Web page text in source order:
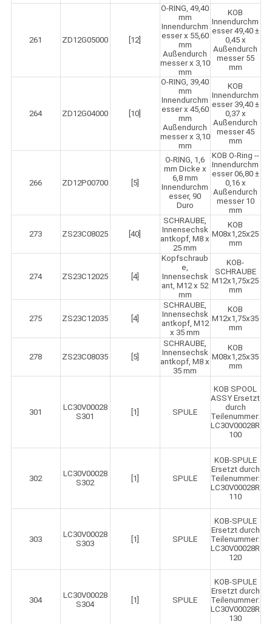
261 ZD12G05000 [12]
O-RING, 49,40
mm
Innendurchm
esser x 55,60
mm
Außendurch
messer x 3,10
mm
KOB
Innendurchm
esser 49,40 ±
0,45 x
Außendurch
messer 55
mm
264 ZD12G04000 [10]
O-RING, 39,40
mm
Innendurchm
esser x 45,60
mm
Außendurch
messer x 3,10
mm
KOB
Innendurchm
esser 39,40 ±
0,37 x
Außendurch
messer 45
mm
266 ZD12P00700 [5]
O-RING, 1,6
mm Dicke x
6,8 mm
Innendurchm
esser, 90
Duro
KOB O-Ring --
Innendurchm
esser 06,80 ±
0,16 x
Außendurch
messer 10
mm
273 ZS23C08025 [40]
SCHRAUBE,
Innensechsk
antkopf, M8 x
25 mm
KOB
M08x1,25x25
mm
274 ZS23C12025 [4]
Kopfschraub
e,
Innensechsk
ant, M12 x 52
mm
KOB-
SCHRAUBE
M12x1,75x25
mm
275 ZS23C12035 [4]
SCHRAUBE,
Innensechsk
antkopf, M12
x 35 mm
KOB
M12x1,75x35
mm
278 ZS23C08035 [5]
SCHRAUBE,
Innensechsk
antkopf, M8 x
35 mm
KOB
M08x1,25x35
mm
301
LC30V00028
S301
[1] SPULE
KOB SPOOL
ASSY Ersetzt
durch
Teilenummer:
LC30V00028R
100
302
LC30V00028
S302
[1] SPULE
KOB-SPULE
Ersetzt durch
Teilenummer:
LC30V00028R
110
303
LC30V00028
S303
[1] SPULE
KOB-SPULE
Ersetzt durch
Teilenummer:
LC30V00028R
120
304
LC30V00028
S304
[1] SPULE
KOB-SPULE
Ersetzt durch
Teilenummer:
LC30V00028R
130